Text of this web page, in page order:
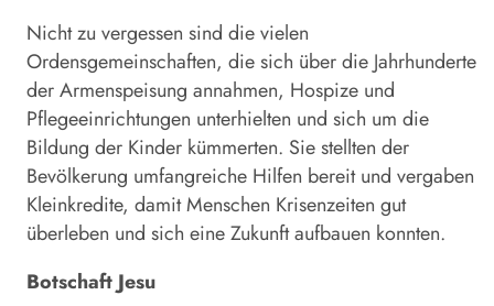
Nicht zu vergessen sind die vielen
Ordensgemeinschaften, die sich über die Jahrhunderte
der Armenspeisung annahmen, Hospize und
Pflegeeinrichtungen unterhielten und sich um die
Bildung der Kinder kümmerten. Sie stellten der
Bevölkerung umfangreiche Hilfen bereit und vergaben
Kleinkredite, damit Menschen Krisenzeiten gut
überleben und sich eine Zukunft aufbauen konnten.
Botschaft Jesu